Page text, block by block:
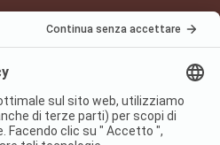
Condizioni d'uso